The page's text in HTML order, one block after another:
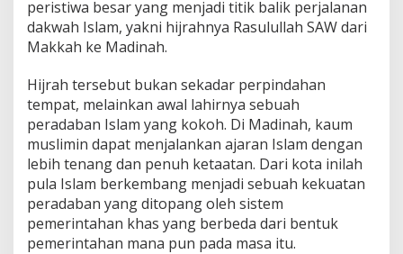
peristiwa besar yang menjadi titik balik perjalanan
dakwah Islam, yakni hijrahnya Rasulullah SAW dari
Makkah ke Madinah.
Hijrah tersebut bukan sekadar perpindahan
tempat, melainkan awal lahirnya sebuah
peradaban Islam yang kokoh. Di Madinah, kaum
muslimin dapat menjalankan ajaran Islam dengan
lebih tenang dan penuh ketaatan. Dari kota inilah
pula Islam berkembang menjadi sebuah kekuatan
peradaban yang ditopang oleh sistem
pemerintahan khas yang berbeda dari bentuk
pemerintahan mana pun pada masa itu.